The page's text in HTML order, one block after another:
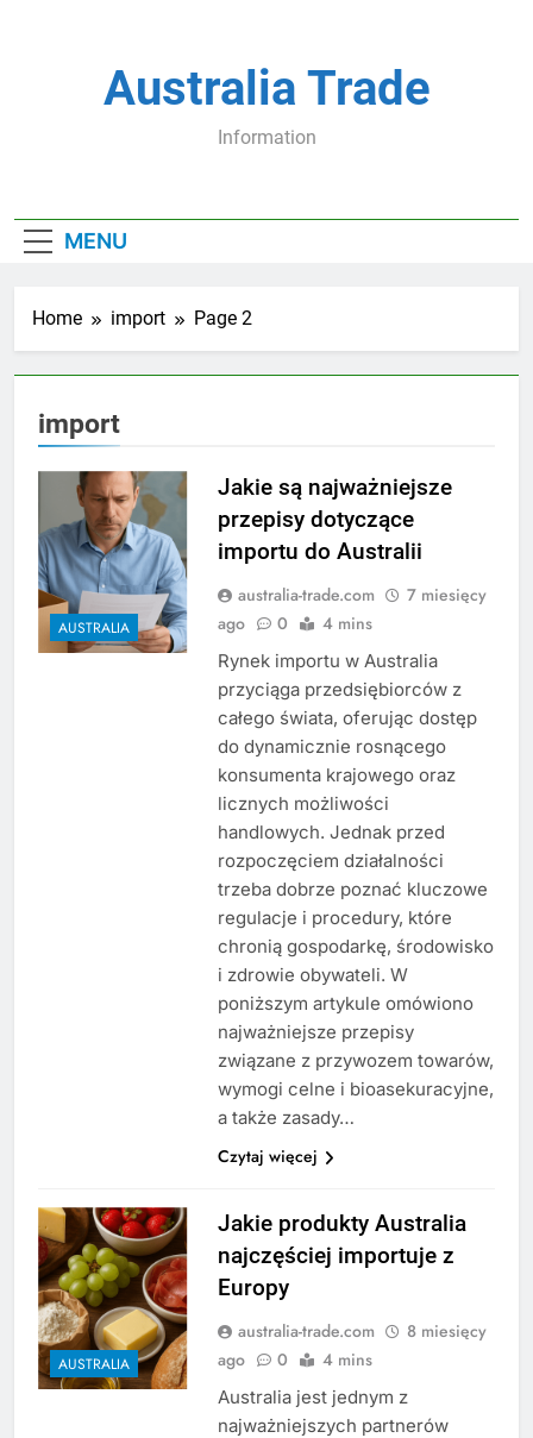
Australia Trade
Information
MENU
Home import Page 2
import
AUSTRALIA
Jakie są najważniejsze
przepisy dotyczące
importu do Australii
australia-trade.com
7 miesięcy
ago
0 4 mins
Rynek importu w Australia
przyciąga przedsiębiorców z
całego świata, oferując dostęp
do dynamicznie rosnącego
konsumenta krajowego oraz
licznych możliwości
handlowych. Jednak przed
rozpoczęciem działalności
trzeba dobrze poznać kluczowe
regulacje i procedury, które
chronią gospodarkę, środowisko
i zdrowie obywateli. W
poniższym artykule omówiono
najważniejsze przepisy
związane z przywozem towarów,
wymogi celne i bioasekuracyjne,
a także zasady…
Czytaj więcej
AUSTRALIA
Jakie produkty Australia
najczęściej importuje z
Europy
australia-trade.com
8 miesięcy
ago
0 4 mins
Australia jest jednym z
najważniejszych partnerów